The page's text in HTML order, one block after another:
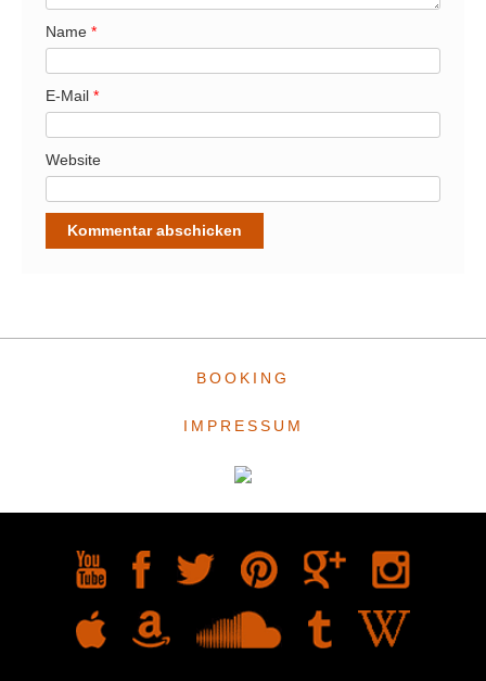
Name*
E-Mail*
Website
BOOKING
IMPRESSUM